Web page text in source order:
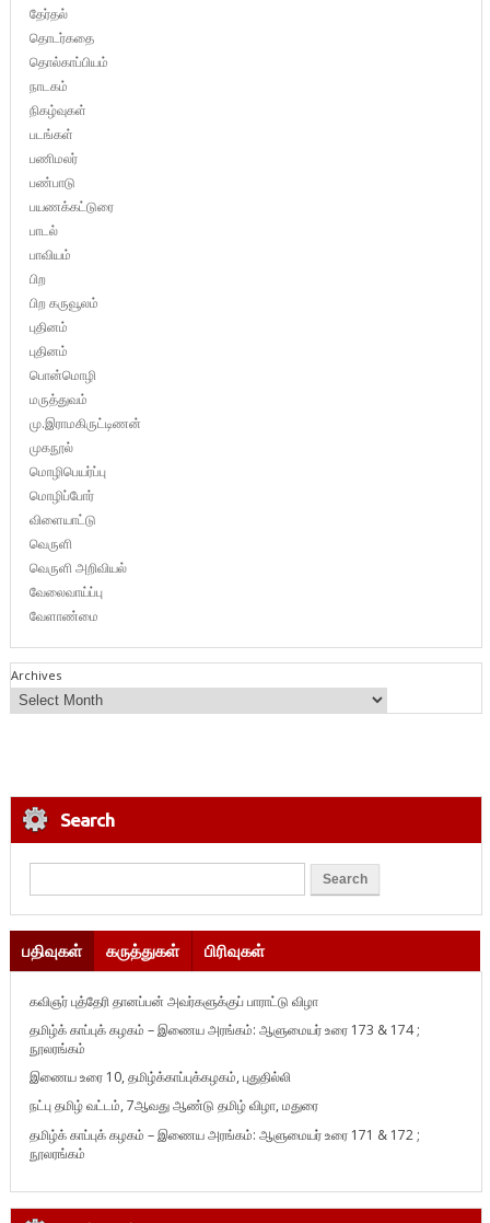
தேர்தல்
தொடர்கதை
தொல்காப்பியம்
நாடகம்
நிகழ்வுகள்
படங்கள்
பணிமலர்
பண்பாடு
பயணக்கட்டுரை
பாடல்
பாவியம்
பிற
பிற கருவூலம்
புதினம்
புதினம்
பொன்மொழி
மருத்துவம்
மு.இராமகிருட்டிணன்
முகநூல்
மொழிபெயர்ப்பு
மொழிப்போர்
விளையாட்டு
வெருளி
வெருளி அறிவியல்
வேலைவாய்ப்பு
வேளாண்மை
Archives
Search
பதிவுகள் கருத்துகள் பிரிவுகள்
கவிஞர் புத்தேரி தானப்பன் அவர்களுக்குப் பாராட்டு விழா
தமிழ்க் காப்புக் கழகம் – இணைய அரங்கம்: ஆளுமையர் உரை 173 & 174 ;
நூலரங்கம்
இணைய உரை 10, தமிழ்க்காப்புக்கழகம், புதுதில்லி
நட்பு தமிழ் வட்டம், 7ஆவது ஆண்டு தமிழ் விழா, மதுரை
தமிழ்க் காப்புக் கழகம் – இணைய அரங்கம்: ஆளுமையர் உரை 171 & 172 ;
நூலரங்கம்